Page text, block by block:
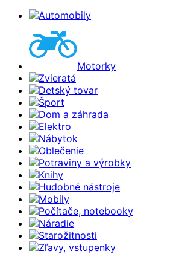
Automobily
Motorky
Zvieratá
Detský tovar
Šport
Dom a záhrada
Elektro
Nábytok
Oblečenie
Potraviny a výrobky
Knihy
Hudobné nástroje
Mobily
Počítače, notebooky
Náradie
Starožitnosti
Zľavy, vstupenky